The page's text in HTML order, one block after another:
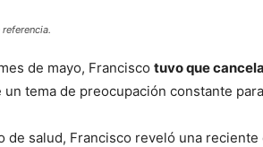
de mayo, Francisco tuvo que
tema de preocupación constante
de salud, Francisco reveló una